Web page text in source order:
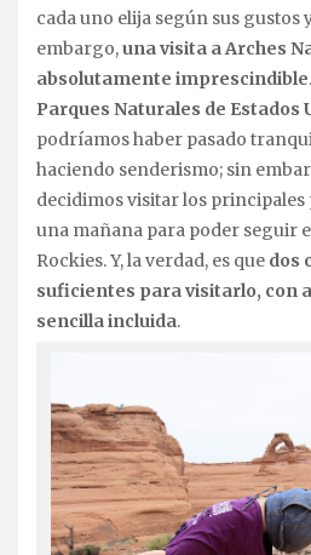
cada uno elija según sus gustos
embargo,una visita a Arches
absolutamente imprescindible
Parques Naturales de Estados
podríamos haber pasado
haciendo senderismo; sin
decidimos visitar los principales
una mañana para poder seguir
Rockies. Y, la verdad, es que dos
suficientes para visitarlo, con
sencilla incluida.